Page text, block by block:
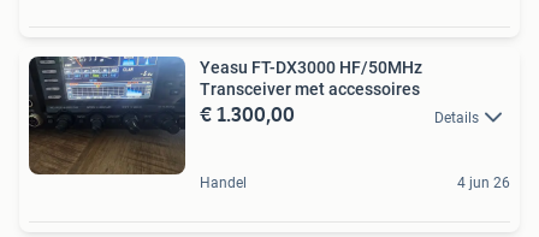
Yeasu FT-DX3000 HF/50MHz
Transceiver met accessoires
€ 1.300,00 Details
Handel 4 jun 26